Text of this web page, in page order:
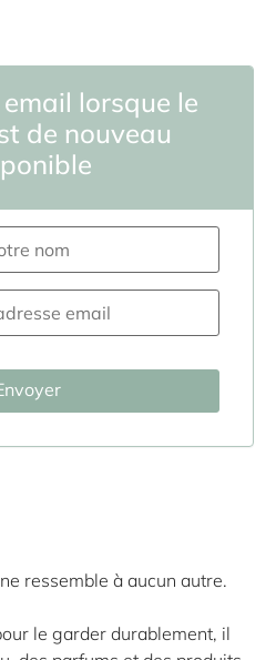
lorsque le
de nouveau
ressemble à aucun autre.
le garder durablement, il